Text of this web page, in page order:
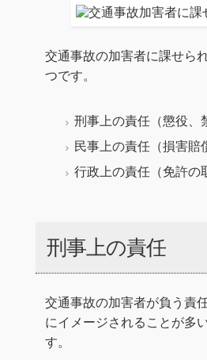
交通事故の加害者に課せら
つです。
刑事上の責任（懲役、
民事上の責任（損害賠
行政上の責任（免許の
刑事上の責任
交通事故の加害者が負う責
にイメージされることが多
す。